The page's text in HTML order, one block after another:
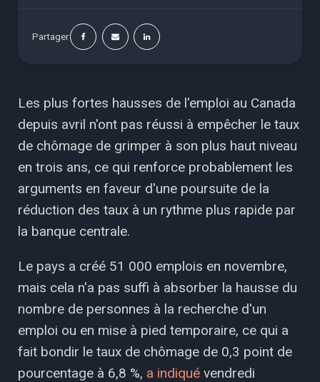
Partager
Les plus fortes hausses de l'emploi au Canada
depuis avril n'ont pas réussi à empêcher le taux
de chômage de grimper à son plus haut niveau
en trois ans, ce qui renforce probablement les
arguments en faveur d'une poursuite de la
réduction des taux à un rythme plus rapide par
la banque centrale.
Le pays a créé 51 000 emplois en novembre,
mais cela n'a pas suffi à absorber la hausse du
nombre de personnes à la recherche d'un
emploi ou en mise à pied temporaire, ce qui a
fait bondir le taux de chômage de 0,3 point de
pourcentage à 6,8 %, a indiqué vendredi